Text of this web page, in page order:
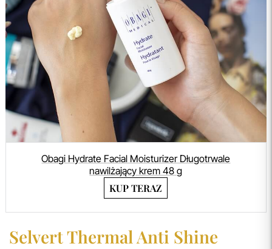
Obagi Hydrate Facial Moisturizer Długotrwale
nawilżający krem 48 g
KUP TERAZ
Selvert Thermal Anti Shine